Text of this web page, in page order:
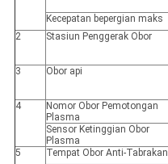
Kecepatan bepergian maks
2
Stasiun Penggerak Obor
3
Obor api
4
Nomor Obor Pemotongan
Plasma
Sensor Ketinggian Obor
Plasma
5 Tempat Obor Anti-Tabrakan